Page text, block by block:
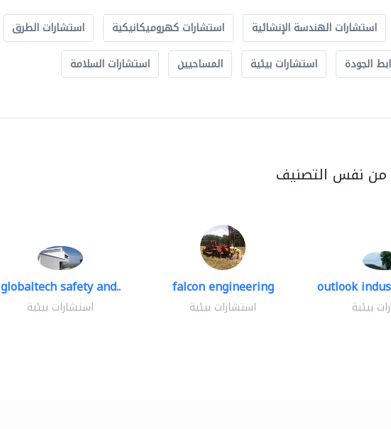
استشارات الهندسة الإنشائية استشارات كهروميكانيكية استشارات الطرق
الجودة استشارات بيئية المساحيين استشارات السلامة
من نفس التصنيف
globaltech safety and..
استشارات بيئية
falcon engineering
استشارات بيئية
outlook
بيئية